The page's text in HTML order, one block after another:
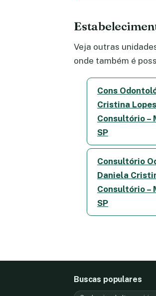
Veja outras
onde também é
Cons
Cristina
Consultório –
SP
Consultório
Daniela
Consultório –
SP
Buscas populares